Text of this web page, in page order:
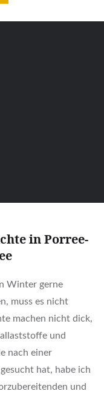
in Porree-
Winter gerne
muss es nicht
machen nicht dick,
und
nach einer
hat, habe ich
und